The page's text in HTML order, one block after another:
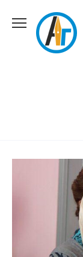
содержанию